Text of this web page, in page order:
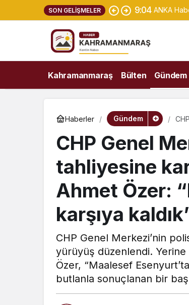
SON GELIŞMELER 9:04 ANKA
Kahramanmaraş Bülten Gündem
Haberler Gündem
CHP Genel
tahliyesine
Ahmet Özer:
karşıya
CHP Genel Merkezi’nin
yürüyüş düzenlendi.
Özer, “Maalesef
butlanla sonuçlanan bir